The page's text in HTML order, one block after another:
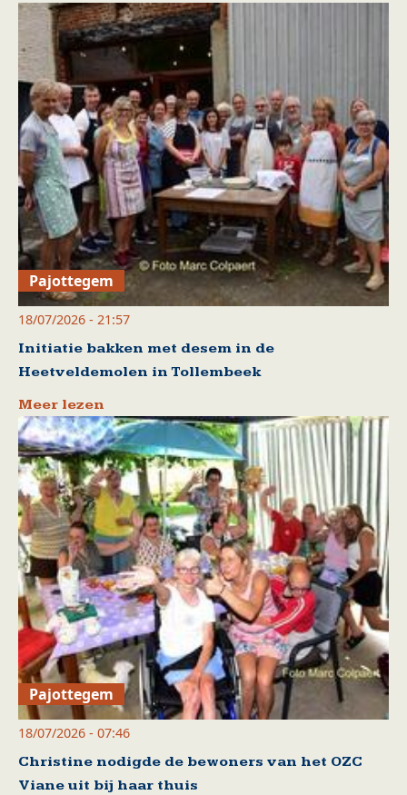
Pajottegem
18/07/2026 - 21:57
Initiatie bakken met desem in de
Heetveldemolen in Tollembeek
Meer lezen
Pajottegem
18/07/2026 - 07:46
Christine nodigde de bewoners van het OZC
Viane uit bij haar thuis